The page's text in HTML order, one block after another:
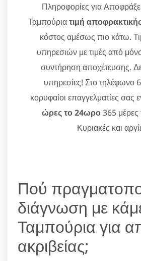
Πληροφορίες για
Ταμπούριατιμή
κόστος αμέσως πιο κάτω.
υπηρεσιών με τιμές από
συντήρηση αποχέτευσης.
υπηρεσίες! Στο τηλέφωνο
κορυφαίοι επαγγελματίες σας
ώρες το 24ωρο365 μέρες
Κυριακές και
Πού
διάγνωση με
Ταμπούρια για
ακριβείας;